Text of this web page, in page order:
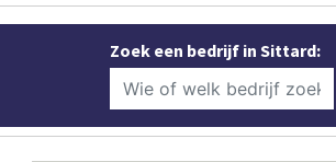
Zoek een bedrijf in Sittard: